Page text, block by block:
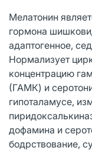
Мелатонин
гормона
адаптогенное,
Нормализует
концентрацию
(ГАМК) и
гипоталамусе,
дофамина и
бодрствование,